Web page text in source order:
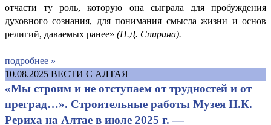
отчасти ту роль, которую она сыграла для пробуждения
духовного сознания, для понимания смысла жизни и основ
религий, даваемых ранее» (Н.Д. Спирина).
подробнее »
10.08.2025 ВЕСТИ С АЛТАЯ
«Мы строим и не отступаем от трудностей и от
преград…». Строительные работы Музея Н.К.
Рериха на Алтае в июле 2025 г. —